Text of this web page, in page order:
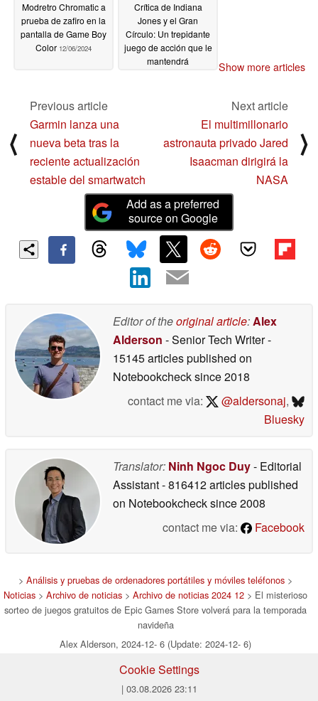
Modretro Chromatic a
prueba de zafiro en la
pantalla de Game Boy
Color 12/06/2024
Crítica de Indiana
Jones y el Gran
Círculo: Un trepidante
juego de acción que le
mantendrá
Show more articles
⟨
Previous article
Garmin lanza una
nueva beta tras la
reciente actualización
estable del smartwatch
Next article
El multimillonario
astronauta privado Jared
Isaacman dirigirá la
NASA
⟩
Add as a preferred
source on Google
Editor of theoriginal article: Alex
Alderson - Senior Tech Writer-
15145 articles published on
Notebookchecksince 2018
contact me via:
@aldersonaj,
Bluesky
Translator: Ninh Ngoc Duy- Editorial
Assistant- 816412 articles published
on Notebookchecksince 2008
contact me via:
Facebook
> Análisis y pruebas de ordenadores portátiles y móviles teléfonos >
Noticias > Archivo de noticias > Archivo de noticias 2024 12 > El misterioso
sorteo de juegos gratuitos de Epic Games Store volverá para la temporada
navideña
Alex Alderson, 2024-12- 6 (Update: 2024-12- 6)
Cookie Settings
| 03.08.2026 23:11